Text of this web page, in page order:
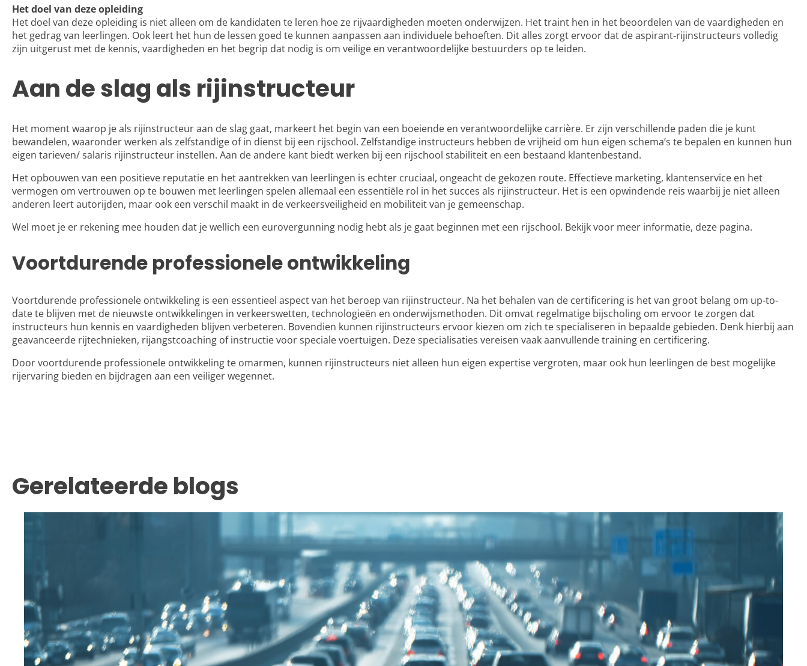
Het doel van deze opleiding
Het doel van deze opleiding is niet alleen om de kandidaten te leren hoe ze rijvaardigheden moeten onderwijzen. Het traint hen in het beoordelen van de vaardigheden en
het gedrag van leerlingen. Ook leert het hun de lessen goed te kunnen aanpassen aan individuele behoeften. Dit alles zorgt ervoor dat de aspirant-rijinstructeurs volledig
zijn uitgerust met de kennis, vaardigheden en het begrip dat nodig is om veilige en verantwoordelijke bestuurders op te leiden.
Aan de slag als rijinstructeur
Het moment waarop je als rijinstructeur aan de slag gaat, markeert het begin van een boeiende en verantwoordelijke carrière. Er zijn verschillende paden die je kunt
bewandelen, waaronder werken als zelfstandige of in dienst bij een rijschool. Zelfstandige instructeurs hebben de vrijheid om hun eigen schema’s te bepalen en kunnen hun
eigen tarieven/salaris rijinstructeur instellen. Aan de andere kant biedt werken bij een rijschool stabiliteit en een bestaand klantenbestand.
Het opbouwen van een positieve reputatie en het aantrekken van leerlingen is echter cruciaal, ongeacht de gekozen route. Effectieve marketing, klantenservice en het
vermogen om vertrouwen op te bouwen met leerlingen spelen allemaal een essentiële rol in het succes als rijinstructeur. Het is een opwindende reis waarbij je niet alleen
anderen leert autorijden, maar ook een verschil maakt in de verkeersveiligheid en mobiliteit van je gemeenschap.
Wel moet je er rekening mee houden dat je wellich een eurovergunning nodig hebt als je gaat beginnen met een rijschool. Bekijk voor meer informatie, deze pagina.
Voortdurende professionele ontwikkeling
Voortdurende professionele ontwikkeling is een essentieel aspect van het beroep van rijinstructeur. Na het behalen van de certificering is het van groot belang om up-to-
date te blijven met de nieuwste ontwikkelingen in verkeerswetten, technologieën en onderwijsmethoden. Dit omvat regelmatige bijscholing om ervoor te zorgen dat
instructeurs hun kennis en vaardigheden blijven verbeteren. Bovendien kunnen rijinstructeurs ervoor kiezen om zich te specialiseren in bepaalde gebieden. Denk hierbij aan
geavanceerde rijtechnieken, rijangstcoaching of instructie voor speciale voertuigen. Deze specialisaties vereisen vaak aanvullende training en certificering.
Door voortdurende professionele ontwikkeling te omarmen, kunnen rijinstructeurs niet alleen hun eigen expertise vergroten, maar ook hun leerlingen de best mogelijke
rijervaring bieden en bijdragen aan een veiliger wegennet.
Gerelateerde blogs